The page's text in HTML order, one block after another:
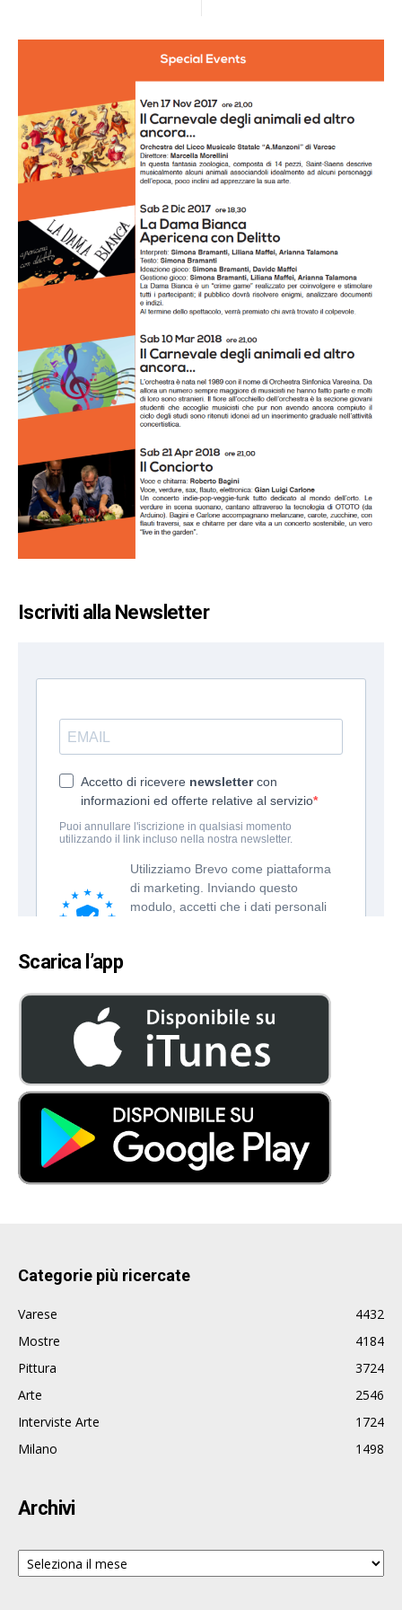
Iscriviti alla Newsletter
Scarica l’app
Categorie più ricercate
Varese
4432
Mostre
4184
Pittura
3724
Arte
2546
Interviste Arte
1724
Milano
1498
Archivi
Archivi